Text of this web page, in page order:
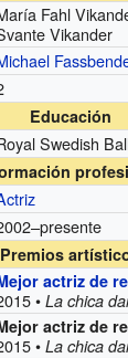
Fahl
Vikander
Educación
Swedish
Premios
actriz de
•La chica
actriz de
•La chica